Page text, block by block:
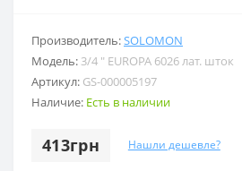
Производитель:SOLOMON
Модель: 3/4 ″ EUROPA 6026 лат. шток
Артикул: GS-000005197
Наличие: Есть в наличии
413грн Нашли дешевле?